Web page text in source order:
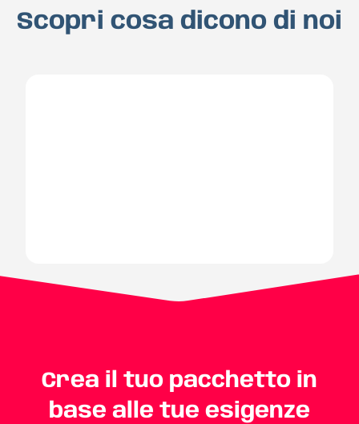
Scopri cosa dicono di noi
Crea il tuo pacchetto in
base alle tue esigenze